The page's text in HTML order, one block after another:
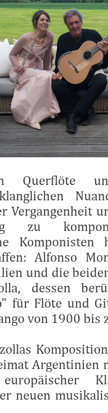
Querflöte
Vergangenheit
zu
Komponisten
Alfonso
und die
dessen
für Flöte und
von 1900 bis
Argentinien
neuen